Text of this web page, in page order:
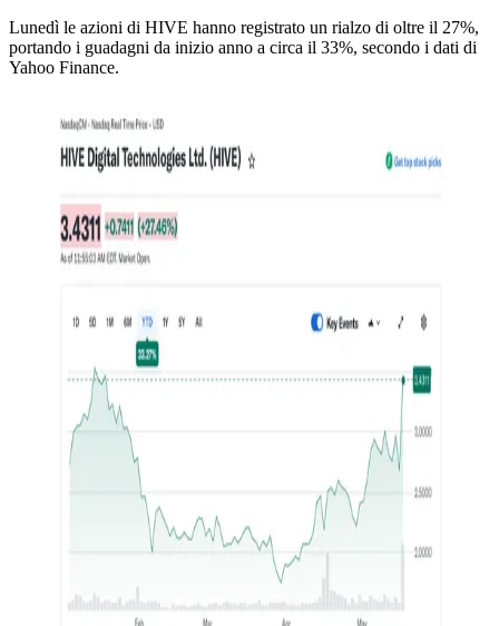
Lunedì le azioni di HIVE hanno registrato un rialzo di oltre il 27%,
portando i guadagni da inizio anno a circa il 33%, secondo i dati di
Yahoo Finance.